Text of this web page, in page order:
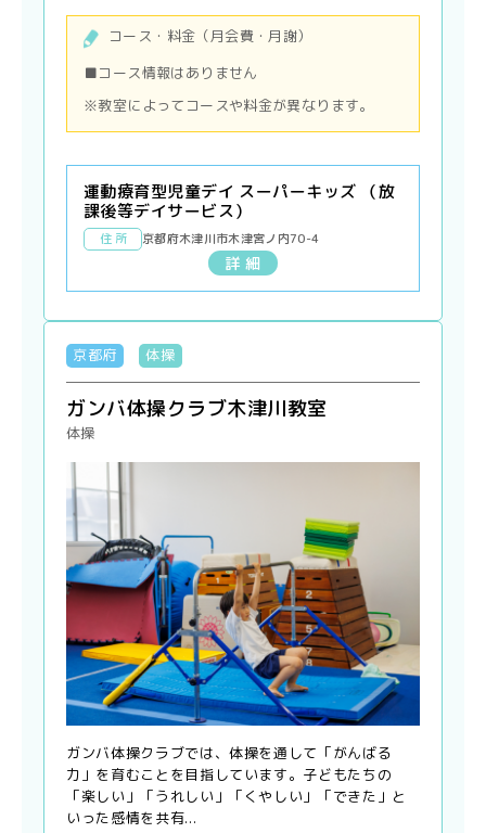
コース・料金（月会費・月謝）
■コース情報はありません
※教室によってコースや料金が異なります。
運動療育型児童デイ スーパーキッズ （放
課後等デイサービス）
住 所 京都府木津川市木津宮ノ内70-4
詳 細
京都府 体操
ガンバ体操クラブ木津川教室
体操
ガンバ体操クラブでは、体操を通して「がんばる
力」を育むことを目指しています。子どもたちの
「楽しい」「うれしい」「くやしい」「できた」と
いった感情を共有...